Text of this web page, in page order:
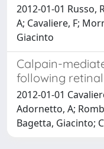
2012-01-01 Russo,
A; Cavaliere, F;
Giacinto
Calpain-
following
2012-01-01
Adornetto, A;
Bagetta, Giacinto;